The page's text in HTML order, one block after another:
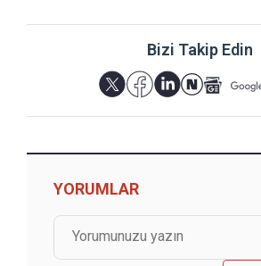
Bizi Takip Edin
YORUMLAR